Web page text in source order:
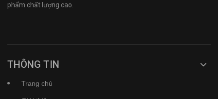
phẩm chất lượng cao.
THÔNG TIN
Trang chủ